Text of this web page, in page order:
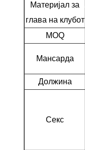
Материјал за
глава на клубот
MOQ
Мансарда
Должина
Секс